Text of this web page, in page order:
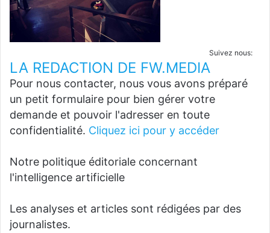
Suivez nous:
LA REDACTION DE FW.MEDIA
Pour nous contacter, nous vous avons préparé
un petit formulaire pour bien gérer votre
demande et pouvoir l'adresser en toute
confidentialité. Cliquez ici pour y accéder
Notre politique éditoriale concernant
l'intelligence artificielle
Les analyses et articles sont rédigées par des
journalistes.